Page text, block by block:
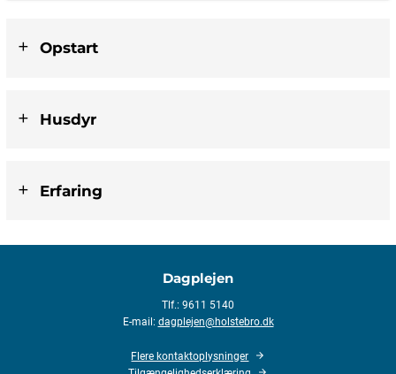
Opstart
Husdyr
Erfaring
Dagplejen
Tlf.: 9611 5140
E-mail: dagplejen@holstebro.dk
Flere kontaktoplysninger